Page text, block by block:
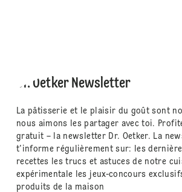
Dr. Oetker Newsletter
La pâtisserie et le plaisir du goût sont
nous aimons les partager avec toi.
gratuit – la newsletter Dr. Oetker. La
t'informe régulièrement sur: les
recettes les trucs et astuces de notre
expérimentale les jeux-concours
produits de la maison